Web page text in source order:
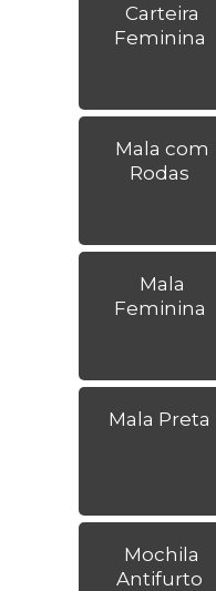
Carteira
Feminina
Mala com
Rodas
Mala
Feminina
Mala Preta
Mochila
Antifurto